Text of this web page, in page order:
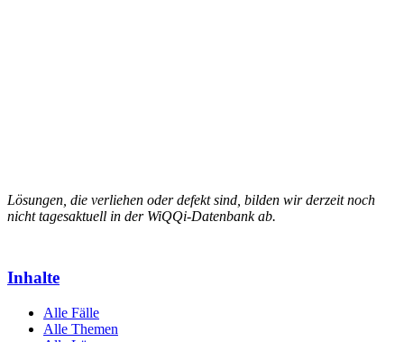
Lösungen, die verliehen oder defekt sind, bilden wir derzeit noch
nicht tagesaktuell in der WiQQi-Datenbank ab.
Inhalte
Alle Fälle
Alle Themen